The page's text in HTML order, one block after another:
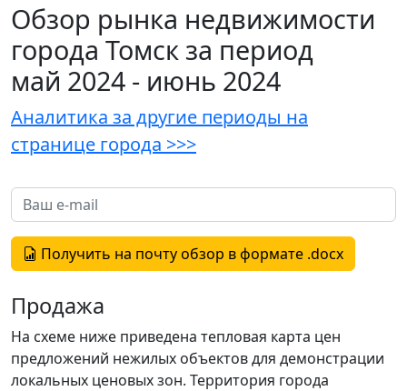
Обзор рынка недвижимости
города Томск за период
май 2024 - июнь 2024
Аналитика за другие периоды на
странице города >>>
Получить на почту обзор в формате .docx
Продажа
На схеме ниже приведена тепловая карта цен
предложений нежилых объектов для демонстрации
локальных ценовых зон. Территория города